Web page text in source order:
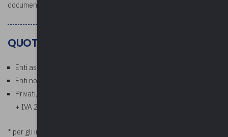
documentazione.
QUOTE
Enti associati: Gratuito
Enti non associati: € 50,00 a persona* (esente IVA)
Privati, aziende, studi professionali: € 61,00 a persona (€ 50,00
+ IVA 22%)
* per gli importi superiori a €. 75,00 verrà addebitata la marca da